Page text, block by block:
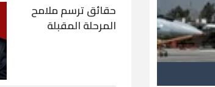
حقائق ترسم ملامح
المرحلة المقبلة